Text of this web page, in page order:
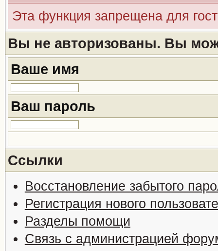
Эта функция запрещена для
Вы не авторизованы. Вы
Ваше имя
Ваш пароль
Ссылки
Восстановление забытого
Регистрация нового
Разделы помощи
Связь с администрацией